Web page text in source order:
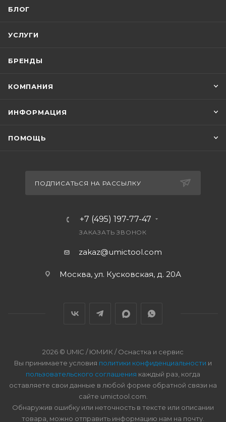
БЛОГ
УСЛУГИ
БРЕНДЫ
КОМПАНИЯ
ИНФОРМАЦИЯ
ПОМОЩЬ
ПОДПИСАТЬСЯ НА РАССЫЛКУ
+7 (495) 197-77-47
ЗАКАЗАТЬ ЗВОНОК
zakaz@umictool.com
Москва, ул. Кусковская, д. 20А
2026 © UMIC / ЮМИК / Оснастка и сервис
Вы принимаете условия политики конфиденциальности и
пользовательского соглашения каждый раз, когда
оставляете свои данные в любой форме обратной связи на
сайте umictool.com.
Обнаружив ошибку или неточность в тексте или описании
товара, можно отправить информацию нам на почту.